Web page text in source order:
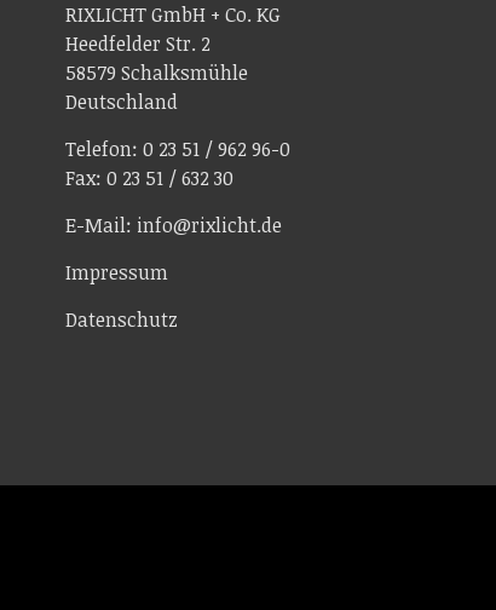
RIXLICHT GmbH + Co. KG
Heedfelder Str. 2
58579 Schalksmühle
Deutschland
Telefon: 0 23 51 / 962 96-0
Fax: 0 23 51 / 632 30
E-Mail: info@rixlicht.de
Impressum
Datenschutz